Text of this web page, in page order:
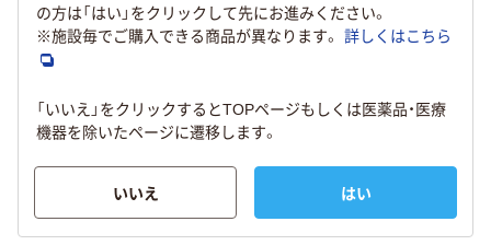
の方は「はい」をクリックして先にお進みください。
※施設毎でご購入できる商品が異なります。 詳しくはこちら
「いいえ」をクリックするとTOPページもしくは医薬品・医療
機器を除いたページに遷移します。
いいえ はい